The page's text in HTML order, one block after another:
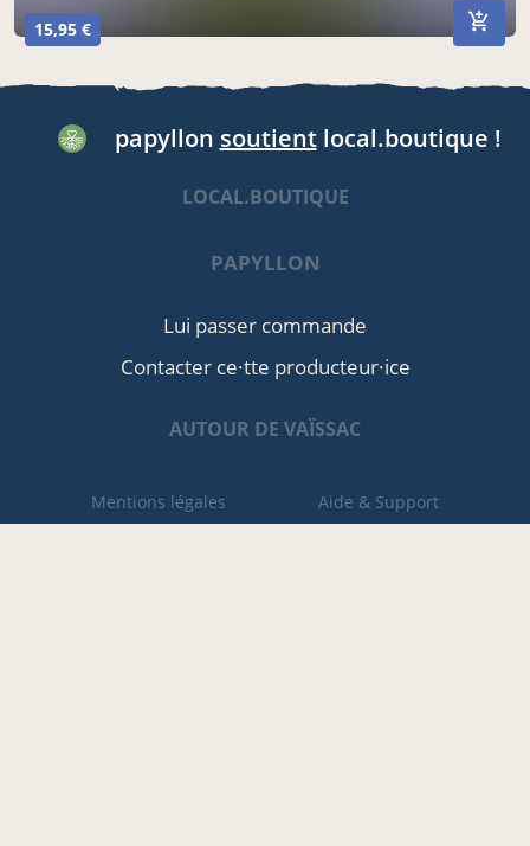
15,95 €
papyllon soutientlocal.boutique !
LOCAL.BOUTIQUE
PAPYLLON
Lui passer commande
Contacter ce·tte producteur·ice
AUTOUR DE VAÏSSAC
Mentions légales Aide & Support